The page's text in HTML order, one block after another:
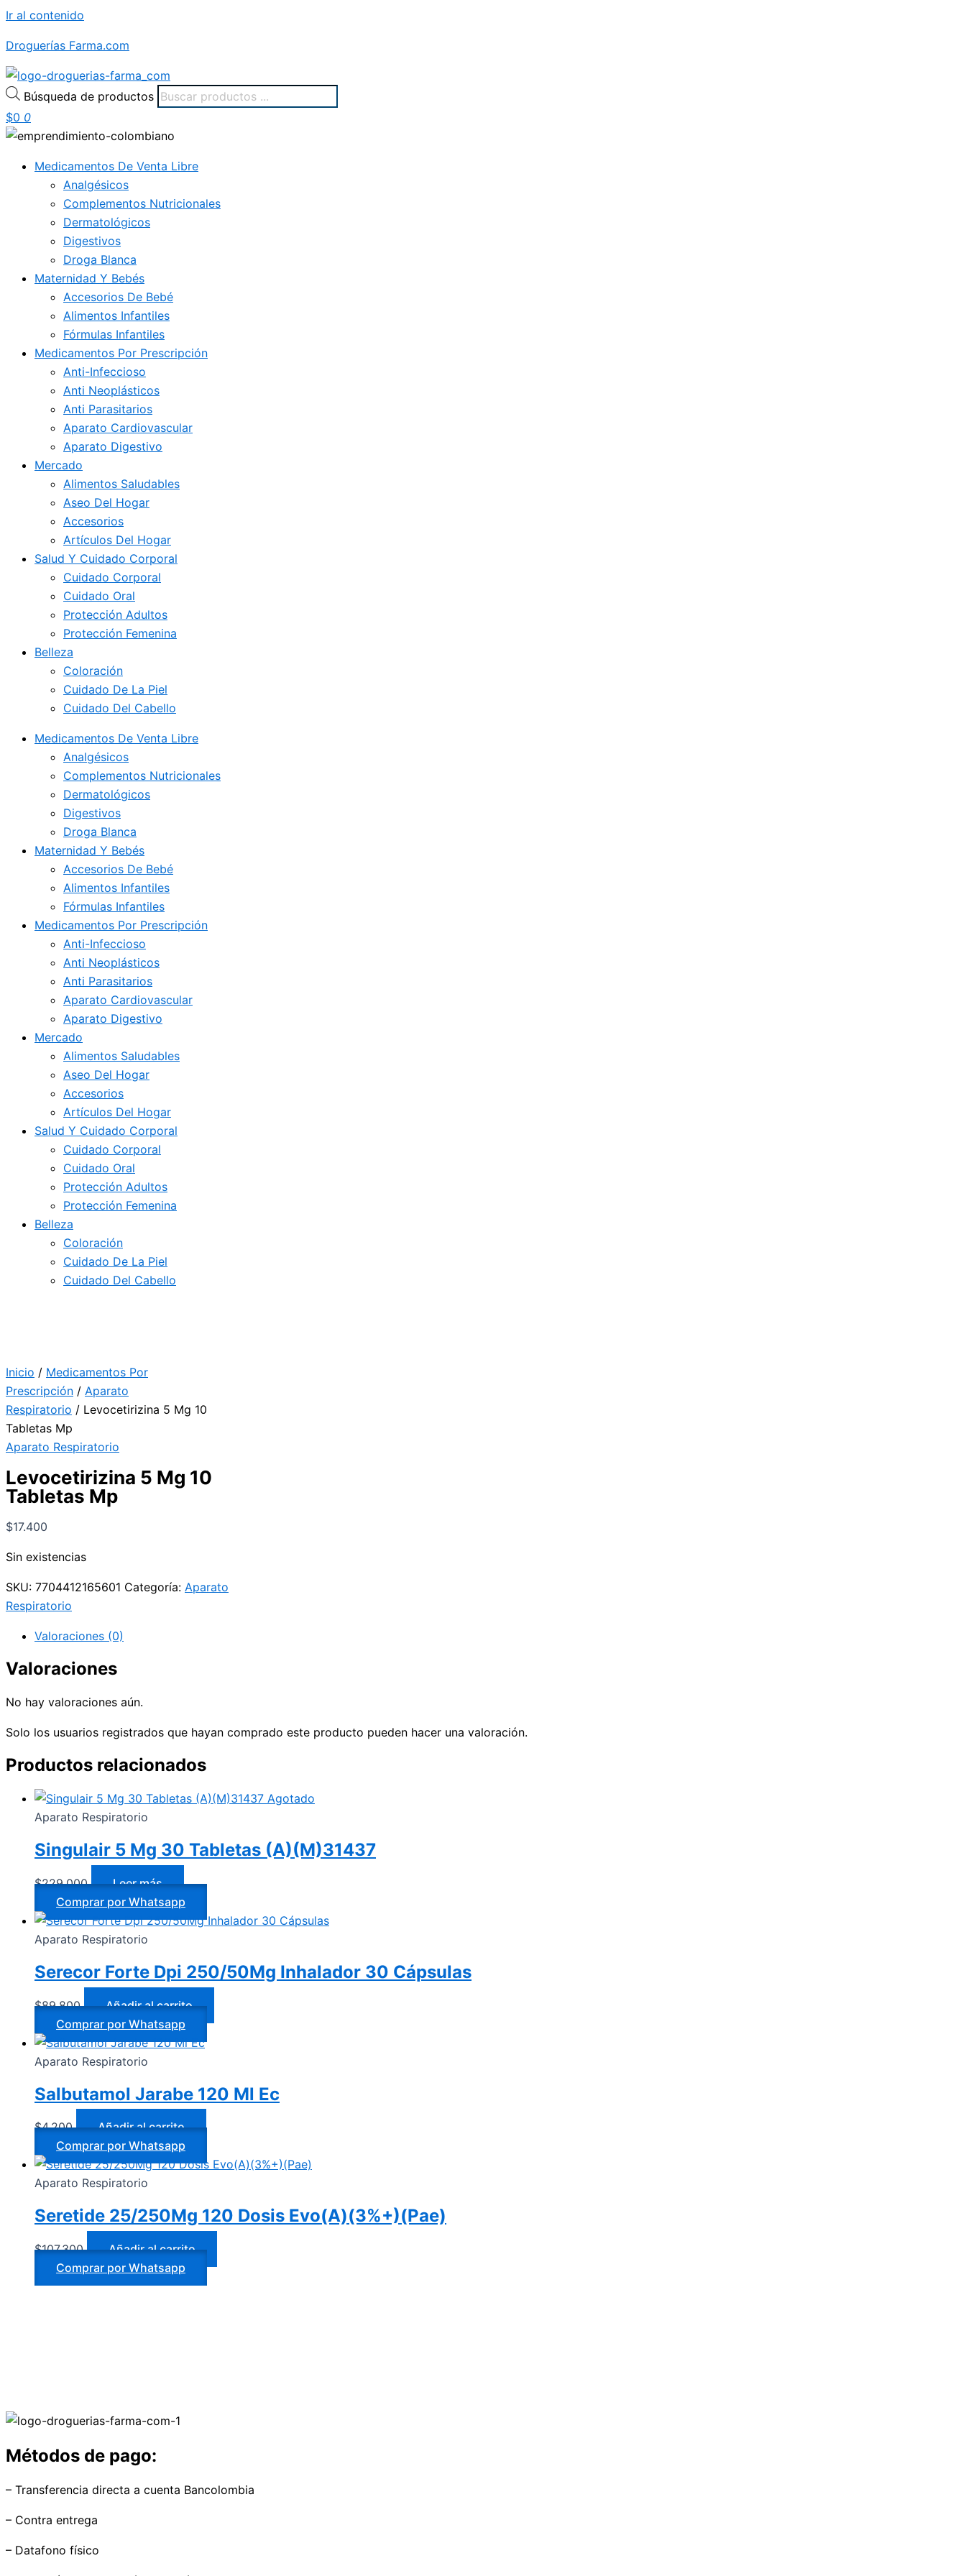
Ir al contenido
Droguerías Farma.com
Búsqueda de productos
$0 0
Medicamentos De Venta Libre
Analgésicos
Complementos Nutricionales
Dermatológicos
Digestivos
Droga Blanca
Maternidad Y Bebés
Accesorios De Bebé
Alimentos Infantiles
Fórmulas Infantiles
Medicamentos Por Prescripción
Anti-Infeccioso
Anti Neoplásticos
Anti Parasitarios
Aparato Cardiovascular
Aparato Digestivo
Mercado
Alimentos Saludables
Aseo Del Hogar
Accesorios
Artículos Del Hogar
Salud Y Cuidado Corporal
Cuidado Corporal
Cuidado Oral
Protección Adultos
Protección Femenina
Belleza
Coloración
Cuidado De La Piel
Cuidado Del Cabello
Medicamentos De Venta Libre
Analgésicos
Complementos Nutricionales
Dermatológicos
Digestivos
Droga Blanca
Maternidad Y Bebés
Accesorios De Bebé
Alimentos Infantiles
Fórmulas Infantiles
Medicamentos Por Prescripción
Anti-Infeccioso
Anti Neoplásticos
Anti Parasitarios
Aparato Cardiovascular
Aparato Digestivo
Mercado
Alimentos Saludables
Aseo Del Hogar
Accesorios
Artículos Del Hogar
Salud Y Cuidado Corporal
Cuidado Corporal
Cuidado Oral
Protección Adultos
Protección Femenina
Belleza
Coloración
Cuidado De La Piel
Cuidado Del Cabello
Inicio / Medicamentos Por
Prescripción / Aparato
Respiratorio / Levocetirizina 5 Mg 10
Tabletas Mp
Aparato Respiratorio
Levocetirizina 5 Mg 10
Tabletas Mp
$17.400
Sin existencias
SKU: 7704412165601 Categoría: Aparato
Respiratorio
Valoraciones (0)
Valoraciones
No hay valoraciones aún.
Solo los usuarios registrados que hayan comprado este producto pueden hacer una valoración.
Productos relacionados
Agotado
Aparato Respiratorio
Singulair 5 Mg 30 Tabletas (A)(M)31437
$229.000
Leer más
Comprar por Whatsapp
Aparato Respiratorio
Serecor Forte Dpi 250/50Mg Inhalador 30 Cápsulas
$89.800
Añadir al carrito
Comprar por Whatsapp
Aparato Respiratorio
Salbutamol Jarabe 120 Ml Ec
$4.200
Añadir al carrito
Comprar por Whatsapp
Aparato Respiratorio
Seretide 25/250Mg 120 Dosis Evo(A)(3%+)(Pae)
$107.300
Añadir al carrito
Comprar por Whatsapp
Métodos de pago:
– Transferencia directa a cuenta Bancolombia
– Contra entrega
– Datafono físico